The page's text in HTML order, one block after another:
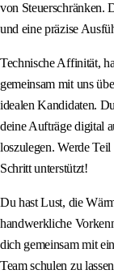
von Steuerschränken.
und eine präzise
Technische Affinität,
gemeinsam mit uns
idealen Kandidaten.
deine Aufträge digital
loszulegen. Werde
Schritt unterstützt!
Du hast Lust, die
handwerkliche
dich gemeinsam mit
Team schulen zu